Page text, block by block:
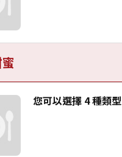
您可以選擇 4 種類型